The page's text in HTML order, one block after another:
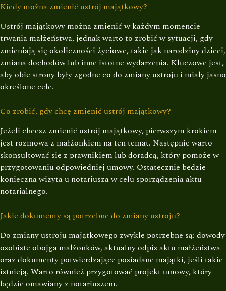
Kiedy można zmienić ustrój majątkowy?
Ustrój majątkowy można zmienić w każdym momencie
trwania małżeństwa, jednak warto to zrobić w sytuacji, gdy
zmieniają się okoliczności życiowe, takie jak narodziny dzieci,
zmiana dochodów lub inne istotne wydarzenia. Kluczowe jest,
aby obie strony były zgodne co do zmiany ustroju i miały jasno
określone cele.
Co zrobić, gdy chcę zmienić ustrój majątkowy?
Jeżeli chcesz zmienić ustrój majątkowy, pierwszym krokiem
jest rozmowa z małżonkiem na ten temat. Następnie warto
skonsultować się z prawnikiem lub doradcą, który pomoże w
przygotowaniu odpowiedniej umowy. Ostatecznie będzie
konieczna wizyta u notariusza w celu sporządzenia aktu
notarialnego.
Jakie dokumenty są potrzebne do zmiany ustroju?
Do zmiany ustroju majątkowego zwykle potrzebne są: dowody
osobiste obojga małżonków, aktualny odpis aktu małżeństwa
oraz dokumenty potwierdzające posiadane majątki, jeśli takie
istnieją. Warto również przygotować projekt umowy, który
będzie omawiany z notariuszem.